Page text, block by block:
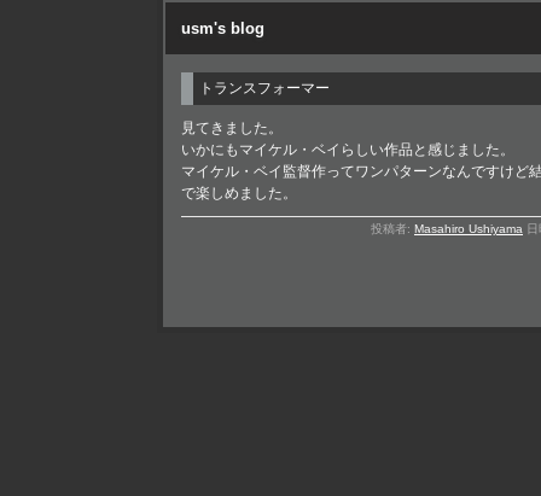
usm's blog
トランスフォーマー
見てきました。
いかにもマイケル・ベイらしい作品と感じました。
マイケル・ベイ監督作ってワンパターンなんですけど
で楽しめました。
投稿者: Masahiro Ushiyama